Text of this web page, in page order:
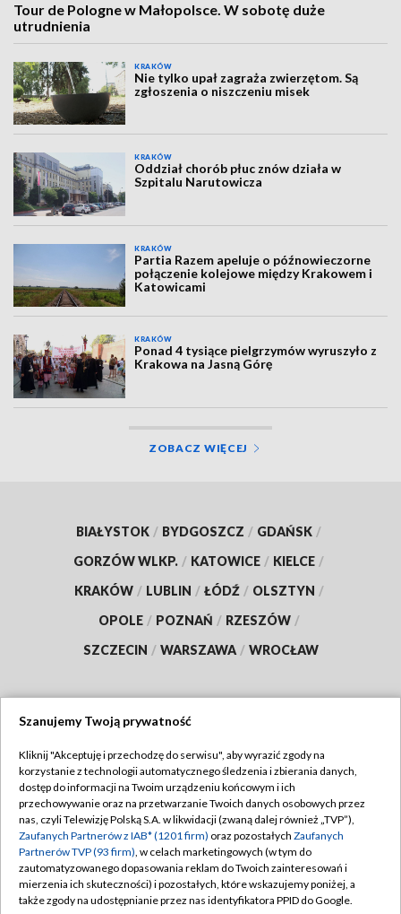
Tour de Pologne w Małopolsce. W sobotę duże
utrudnienia
KRAKÓW
Nie tylko upał zagraża zwierzętom. Są
zgłoszenia o niszczeniu misek
KRAKÓW
Oddział chorób płuc znów działa w
Szpitalu Narutowicza
KRAKÓW
Partia Razem apeluje o późnowieczorne
połączenie kolejowe między Krakowem i
Katowicami
KRAKÓW
Ponad 4 tysiące pielgrzymów wyruszyło z
Krakowa na Jasną Górę
ZOBACZ WIĘCEJ
BIAŁYSTOK / BYDGOSZCZ / GDAŃSK /
GORZÓW WLKP. / KATOWICE / KIELCE /
KRAKÓW / LUBLIN / ŁÓDŹ / OLSZTYN /
OPOLE / POZNAŃ / RZESZÓW /
SZCZECIN / WARSZAWA / WROCŁAW
TVP
Abonament TVP
Emisja w TVP
Centrum informacji TVP
Naziemna Telewizja Cyfrowa
Regulamin TVP
Polityka prywatności
Moje zgody
Pomoc
Szanujemy Twoją prywatność
Kliknij "Akceptuję i przechodzę do serwisu", aby wyrazić zgody na
korzystanie z technologii automatycznego śledzenia i zbierania danych,
dostęp do informacji na Twoim urządzeniu końcowym i ich
przechowywanie oraz na przetwarzanie Twoich danych osobowych przez
nas, czyli Telewizję Polską S.A. w likwidacji (zwaną dalej również „TVP”),
Zaufanych Partnerów z IAB* (1201 firm) oraz pozostałych Zaufanych
Partnerów TVP (93 firm), w celach marketingowych (w tym do
zautomatyzowanego dopasowania reklam do Twoich zainteresowań i
mierzenia ich skuteczności) i pozostałych, które wskazujemy poniżej, a
także zgody na udostępnianie przez nas identyfikatora PPID do Google.